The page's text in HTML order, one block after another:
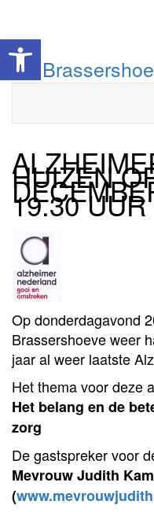
Toolbar
Doorgaan
naar
De
HUIZEN
19.30 UUR
Op donderdagavond
Brassershoeve weer
jaar al weer laatste
Het thema voor deze
Het belang en de
zorg
De gastspreker voor
Mevrouw Judith
(